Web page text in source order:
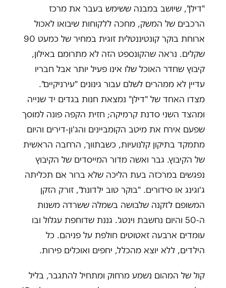
"דילן", שיושב במבנה ששימש בעבר את מרכז
הרכבים של המשק, מחכה ללקוחות שיבואו לאכול
ארוחת בוקר קונטיננטלית זוגית במחיר של כמעט 90
שקלים. נראה שהקונספט הזה לא מתרומם באילון,
קיבוץ שחדר האוכל שלו אינו פעיל יותר אבל חבריו
עדיין לא ממהרים לשלם עבור גינונים "עירניקיים".
מצדו האחד של "דילן" נמצאת חנות בגדים יד שנייה
ומהצד השני סדנת קרמיקה; חזית הקפה פונה למוסך
שפעם אירח את מיטב הקומביינים והג'ון-דירים והיום
מתמקד בתיקון קלנועיות, כשבתווך, הרחבה הראשית
של הקיבוץ. גבר ואשה מדור המייסדים של הקיבוץ
נפגשים במרכזה בעת הליכה שלא ברור אם תכליתה
ג'וגינג או סידורים. "בוקר טוב ילדונת", זורק הזקן
המשופם לזקנה שלבושה בשמלה ששרדה משנות
ה-50 והיום נחשבת וינטג'. גננת שדוחפת עגלול ובו
עומדים ארבעה זאטוטים חולפת על פניהם. כל
הילדים, ללא יוצא מהכלל, יחפים ואוכלים פירות.
קול של המהום נשמע מרחוק ומתחיל להתגבר, בליל